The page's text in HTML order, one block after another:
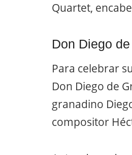
Quartet,
Don Diego
Para celebrar
Don Diego de
granadino
compositor